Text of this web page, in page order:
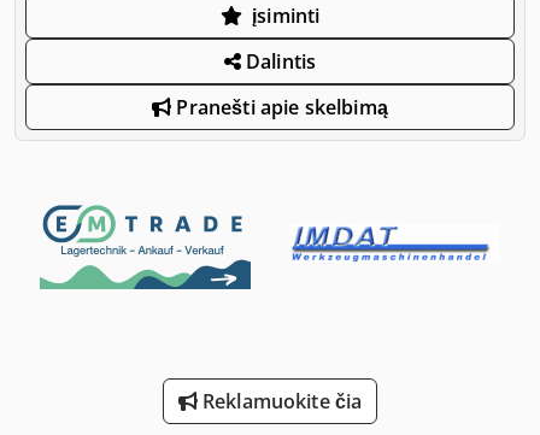
įsiminti
Dalintis
Pranešti apie skelbimą
Reklamuokite čia